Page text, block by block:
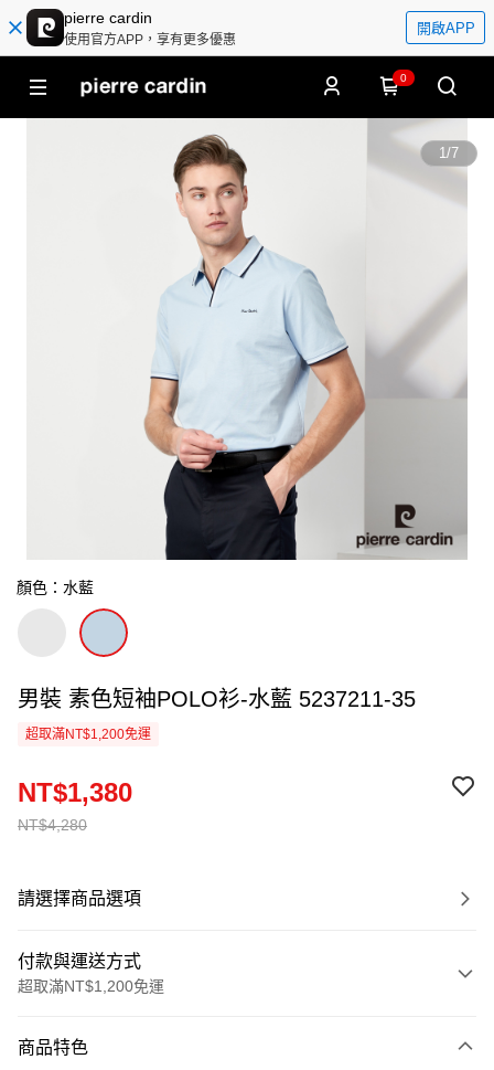
pierre cardin
使用官方APP，享有更多優惠
開啟APP
0
1/7
顏色：水藍
男裝 素色短袖POLO衫-水藍 5237211-35
超取滿NT$1,200免運
NT$4,280
NT$1,380
請選擇商品選項
付款與運送方式
超取滿NT$1,200免運
信用卡一次付款
商品特色